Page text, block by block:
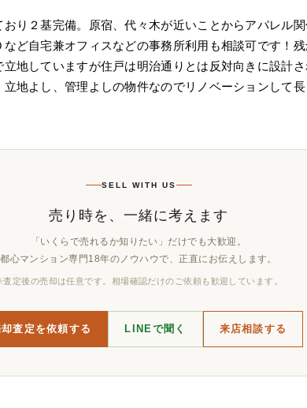
り２基完備。原宿、代々木が近いことからアパレル
ど自宅兼オフィスなどの事務所利用も相談可です！
地していますが住戸は明治通りとは反対向きに設計
地よし、管理よしの物件なのでリノベーションして
SELL WITH US
売り時を、一緒に考えます
「いくらで売れるか知りたい」だけでも大歓迎。
都心マンション専門18年のノウハウで、正直にお伝えします。
定後の売却は任意です。相場確認だけのご依頼も歓迎しています。
査定を依頼する LINEで聞く 来店相談する